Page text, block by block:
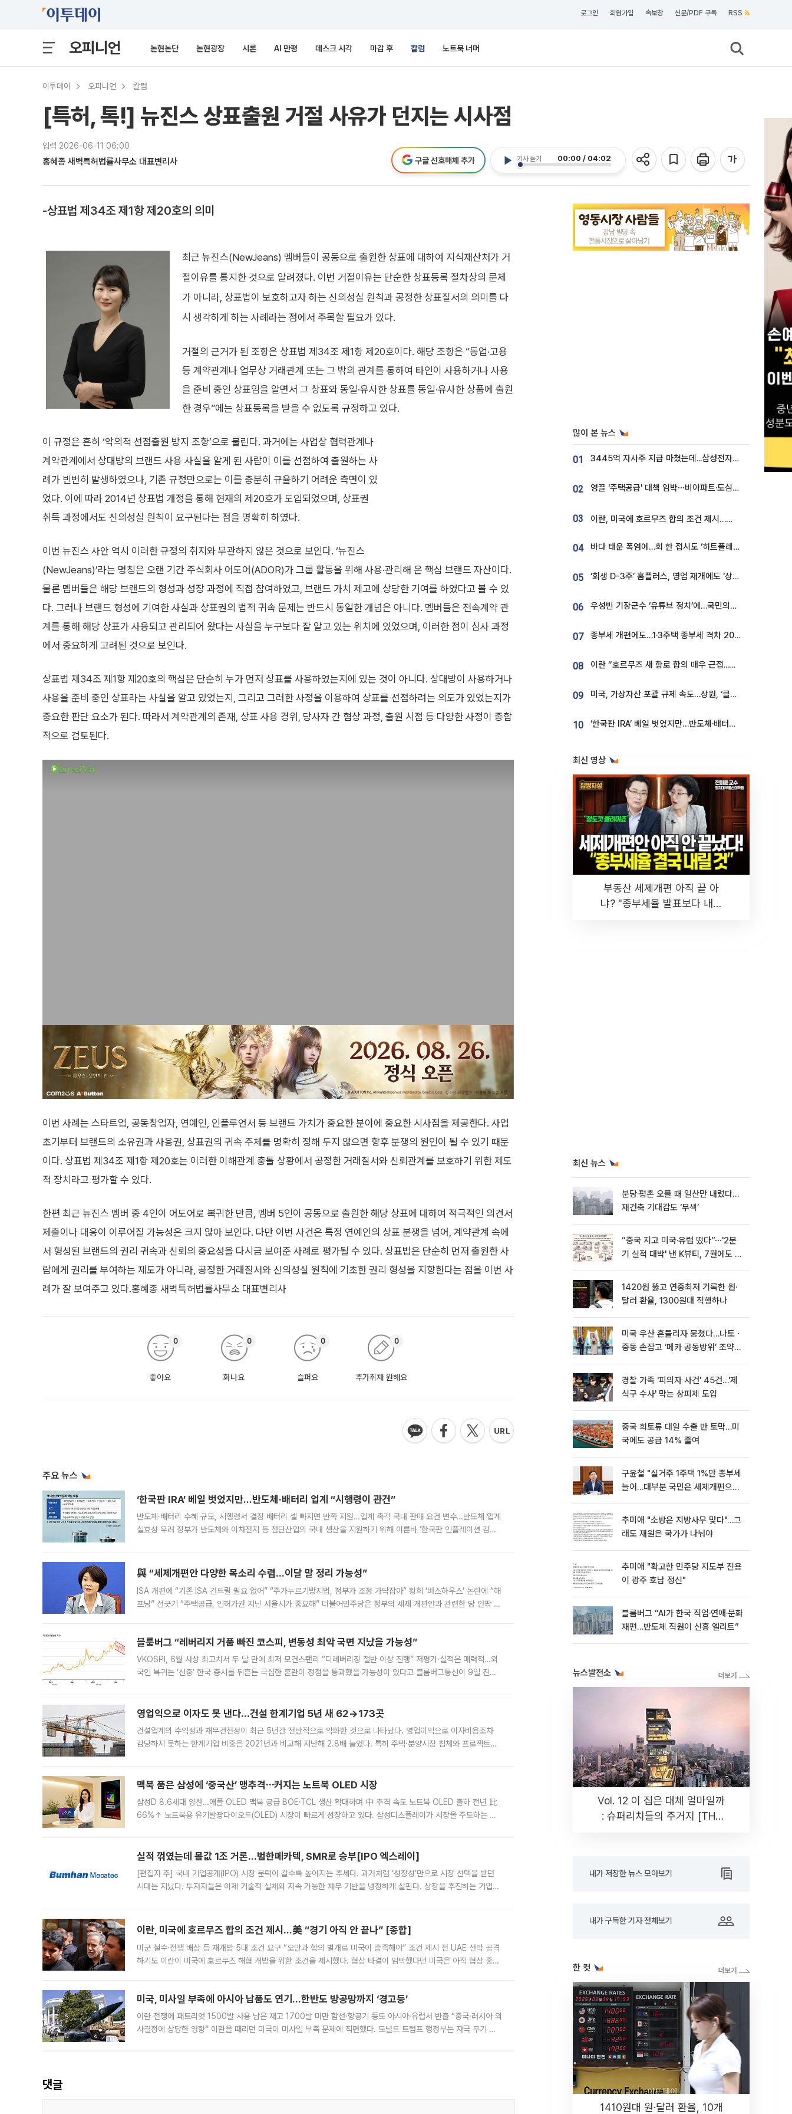
로그인 회원가입 속보창 신문/PDF 구독 RSS
오피니언 논현논단 논현광장 시론 AI 만평 데스크 시각 마감 후 칼럼 노트북 너머
이투데이 오피니언 칼럼
[특허, 톡!] 뉴진스 상표출원 거절 사유가 던지는 시사점
입력 2026-06-11 06:00
홍혜종 새벽특허법률사무소 대표변리사 기사 듣기 00:00 / 04:02
구글 선호매체 추가
-상표법 제34조 제1항 제20호의 의미
최근 뉴진스(NewJeans) 멤버들이 공동으로 출원한 상표에 대하여 지식재산처가 거
절이유를 통지한 것으로 알려졌다. 이번 거절이유는 단순한 상표등록 절차상의 문제
가 아니라, 상표법이 보호하고자 하는 신의성실 원칙과 공정한 상표질서의 의미를 다
시 생각하게 하는 사례라는 점에서 주목할 필요가 있다.
거절의 근거가 된 조항은 상표법 제34조 제1항 제20호이다. 해당 조항은 “동업·고용
등 계약관계나 업무상 거래관계 또는 그 밖의 관계를 통하여 타인이 사용하거나 사용
을 준비 중인 상표임을 알면서 그 상표와 동일·유사한 상표를 동일·유사한 상품에 출원
한 경우”에는 상표등록을 받을 수 없도록 규정하고 있다.
이 규정은 흔히 ‘악의적 선점출원 방지 조항’으로 불린다. 과거에는 사업상 협력관계나
계약관계에서 상대방의 브랜드 사용 사실을 알게 된 사람이 이를 선점하여 출원하는 사
례가 빈번히 발생하였으나, 기존 규정만으로는 이를 충분히 규율하기 어려운 측면이 있
었다. 이에 따라 2014년 상표법 개정을 통해 현재의 제20호가 도입되었으며, 상표권
취득 과정에서도 신의성실 원칙이 요구된다는 점을 명확히 하였다.
이번 뉴진스 사안 역시 이러한 규정의 취지와 무관하지 않은 것으로 보인다. ‘뉴진스
(NewJeans)’라는 명칭은 오랜 기간 주식회사 어도어(ADOR)가 그룹 활동을 위해 사용·관리해 온 핵심 브랜드 자산이다.
물론 멤버들은 해당 브랜드의 형성과 성장 과정에 직접 참여하였고, 브랜드 가치 제고에 상당한 기여를 하였다고 볼 수 있
다. 그러나 브랜드 형성에 기여한 사실과 상표권의 법적 귀속 문제는 반드시 동일한 개념은 아니다. 멤버들은 전속계약 관
계를 통해 해당 상표가 사용되고 관리되어 왔다는 사실을 누구보다 잘 알고 있는 위치에 있었으며, 이러한 점이 심사 과정
에서 중요하게 고려된 것으로 보인다.
상표법 제34조 제1항 제20호의 핵심은 단순히 누가 먼저 상표를 사용하였는지에 있는 것이 아니다. 상대방이 사용하거나
사용을 준비 중인 상표라는 사실을 알고 있었는지, 그리고 그러한 사정을 이용하여 상표를 선점하려는 의도가 있었는지가
중요한 판단 요소가 된다. 따라서 계약관계의 존재, 상표 사용 경위, 당사자 간 협상 과정, 출원 시점 등 다양한 사정이 종합
적으로 검토된다.
이번 사례는 스타트업, 공동창업자, 연예인, 인플루언서 등 브랜드 가치가 중요한 분야에 중요한 시사점을 제공한다. 사업
초기부터 브랜드의 소유권과 사용권, 상표권의 귀속 주체를 명확히 정해 두지 않으면 향후 분쟁의 원인이 될 수 있기 때문
이다. 상표법 제34조 제1항 제20호는 이러한 이해관계 충돌 상황에서 공정한 거래질서와 신뢰관계를 보호하기 위한 제도
적 장치라고 평가할 수 있다.
한편 최근 뉴진스 멤버 중 4인이 어도어로 복귀한 만큼, 멤버 5인이 공동으로 출원한 해당 상표에 대하여 적극적인 의견서
제출이나 대응이 이루어질 가능성은 크지 않아 보인다. 다만 이번 사건은 특정 연예인의 상표 분쟁을 넘어, 계약관계 속에
서 형성된 브랜드의 권리 귀속과 신뢰의 중요성을 다시금 보여준 사례로 평가될 수 있다. 상표법은 단순히 먼저 출원한 사
람에게 권리를 부여하는 제도가 아니라, 공정한 거래질서와 신의성실 원칙에 기초한 권리 형성을 지향한다는 점을 이번 사
례가 잘 보여주고 있다.홍혜종 새벽특허법률사무소 대표변리사
좋아요
0
화나요
0
슬퍼요
0
추가취재 원해요
0
주요 뉴스
‘한국판 IRA’ 베일 벗었지만…반도체·배터리 업계 “시행령이 관건”
반도체·배터리 수혜 규모, 시행령서 결정 배터리 셀 빠지면 반쪽 지원…업계 촉각 국내 판매 요건 변수…반도체 업계
실효성 우려 정부가 반도체와 이차전지 등 첨단산업의 국내 생산을 지원하기 위해 이른바 ‘한국판 인플레이션 감축
與 “세제개편안 다양한 목소리 수렴…이달 말 정리 가능성”
ISA 개편에 “기존 ISA 건드릴 필요 없어” “주가누르기방지법, 정부가 조정 가닥잡아” 황희 ‘버스하우스’ 논란에 “해
프닝” 선긋기 “주택공급, 인허가권 지닌 서울시가 중요해” 더불어민주당은 정부의 세제 개편안과 관련한 당 안팎 의
블룸버그 “레버리지 거품 빠진 코스피, 변동성 최악 국면 지났을 가능성”
VKOSPI, 6월 사상 최고치서 두 달 만에 최저 모건스탠리 “디레버리징 절반 이상 진행” 저평가·실적은 매력적…외
국인 복귀는 ‘신중’ 한국 증시를 뒤흔든 극심한 혼란이 정점을 통과했을 가능성이 있다고 블룸버그통신이 9일 진단
영업익으로 이자도 못 낸다…건설 한계기업 5년 새 62→173곳
건설업계의 수익성과 재무건전성이 최근 5년간 전반적으로 악화한 것으로 나타났다. 영업이익으로 이자비용조차
감당하지 못하는 한계기업 비중은 2021년과 비교해 지난해 2.8배 늘었다. 특히 주택·분양시장 침체와 프로젝트파
맥북 품은 삼성에 ‘중국산’ 맹추격⋯커지는 노트북 OLED 시장
삼성D 8.6세대 양산…애플 OLED 맥북 공급 BOE·TCL 생산 확대하며 中 추격 속도 노트북 OLED 출하 전년 比
66%↑ 노트북용 유기발광다이오드(OLED) 시장이 빠르게 성장하고 있다. 삼성디스플레이가 시장을 주도하는 가
실적 꺾였는데 몸값 1조 거론…범한메카텍, SMR로 승부[IPO 엑스레이]
[편집자 주] 국내 기업공개(IPO) 시장 문턱이 갈수록 높아지는 추세다. 과거처럼 ‘성장성’만으로 시장 선택을 받던
시대는 지났다. 투자자들은 이제 기술적 실체와 지속 가능한 재무 기반을 냉정하게 살핀다. 상장을 추진하는 기업들
이란, 미국에 호르무즈 합의 조건 제시…美 “경기 아직 안 끝나” [종합]
미군 철수·전쟁 배상 등 재개방 5대 조건 요구 “오만과 합의 별개로 미국이 충족해야” 조건 제시 전 UAE 선박 공격
하기도 이란이 미국에 호르무즈 해협 개방을 위한 조건을 제시했다. 협상 타결이 임박했다던 미국은 아직 협상 중이
미국, 미사일 부족에 아시아 납품도 연기…한반도 방공망까지 ‘경고등’
이란 전쟁에 패트리엇 1500발 사용 남은 재고 1700발 미만 함선·항공기 등도 아시아·유럽서 반출 “중국·러시아 의
사결정에 상당한 영향” 이란을 때리던 미국이 미사일 부족 문제에 직면했다. 도널드 트럼프 행정부는 자국 무기 공
댓글
많이 본 뉴스
01 3445억 자사주 지급 마쳤는데...삼성전자 DX노조, 뒤늦은 '떼쓰기 집회'
02 영끌 '주택공급' 대책 임박⋯비아파트·도심복합까지 총동원
03 이란, 미국에 호르무즈 합의 조건 제시…美 “경기 아직 안 끝나” [종합]
04 바다 태운 폭염에…회 한 접시도 ‘히트플레이션’
05 ‘회생 D-3주’ 홈플러스, 영업 재개에도 ‘상품 공급망’ 복구가 생존 관건
06 우성빈 기장군수 ‘유튜브 정치’에…국민의힘 군의원들 집단 반발
07 종부세 개편에도…1·3주택 종부세 격차 2028년부터 확대
08 이란 “호르무즈 새 항로 합의 매우 근접...미국 배상 먼저”
09 미국, 가상자산 포괄 규제 속도…상원, ‘클래리티법’ 9월 절차투표 추진
10 ‘한국판 IRA’ 베일 벗었지만…반도체·배터리 업계 “시행령이 관건”
최신 영상
부동산 세제개편 아직 끝 아
냐? "종부세율 발표보다 내릴
최신 뉴스
분당·평촌 오를 때 일산만 내렸다…
재건축 기대감도 ‘무색’
“중국 지고 미국·유럽 떴다”⋯'2분
기 실적 대박' 낸 K뷰티, 7월에도 질
1420원 뚫고 연중최저 기록한 원·
달러 환율, 1300원대 직행하나
미국 우산 흔들리자 뭉쳤다…나토ㆍ
중동 손잡고 ‘메카 공동방위’ 조약
경찰 가족 '피의자 사건' 45건…'제
식구 수사' 막는 상피제 도입
중국 희토류 대일 수출 반 토막…미
국에도 공급 14% 줄여
구윤철 "실거주 1주택 1%만 종부세
늘어…대부분 국민은 세제개편으로
추미애 "소방은 지방사무 맞다"…그
래도 재원은 국가가 나눠야
추미애 "확고한 민주당 지도부 진용
이 광주 호남 정신"
블룸버그 “AI가 한국 직업·연애·문화
재편…반도체 직원이 신흥 엘리트”
뉴스발전소
Vol. 12 이 집은 대체 얼마일까
: 슈퍼리치들의 주거지 [THE
내가 저장한 뉴스 모아보기
내가 구독한 기자 전체보기
한 컷
1410원대 원·달러 환율, 10개